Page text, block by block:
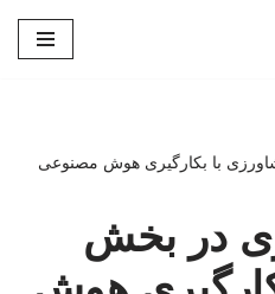
با بکارگیری هوش مصنوعی
در بخش